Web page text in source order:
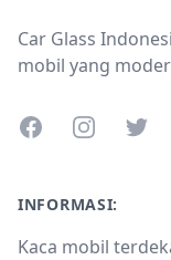
Car Glass
mobil yang
FacebookInstagram
INFORMASI:
Kaca mobil